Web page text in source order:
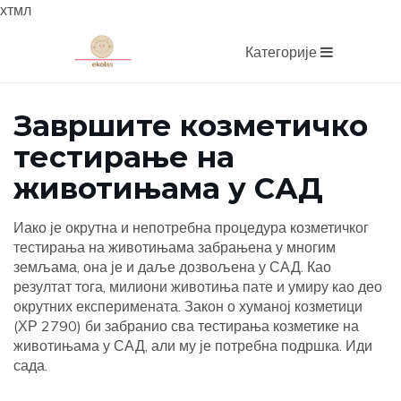
хтмл
Категорије
Завршите козметичко
тестирање на
животињама у САД
Иако је окрутна и непотребна процедура козметичког
тестирања на животињама забрањена у многим
земљама, она је и даље дозвољена у САД. Као
резултат тога, милиони животиња пате и умиру као део
окрутних експеримената. Закон о хуманој козметици
(ХР 2790) би забранио сва тестирања козметике на
животињама у САД, али му је потребна подршка. Иди
сада.